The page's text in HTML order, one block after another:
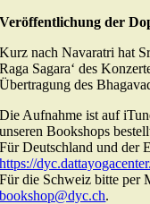
Veröffentlichung der
Kurz nach Navaratri hat
Raga Sagara‘ des
Übertragung des
Die Aufnahme ist auf
unseren Bookshops
Für Deutschland und der
https://
Für die Schweiz bitte per
bookshop@dyc.ch.